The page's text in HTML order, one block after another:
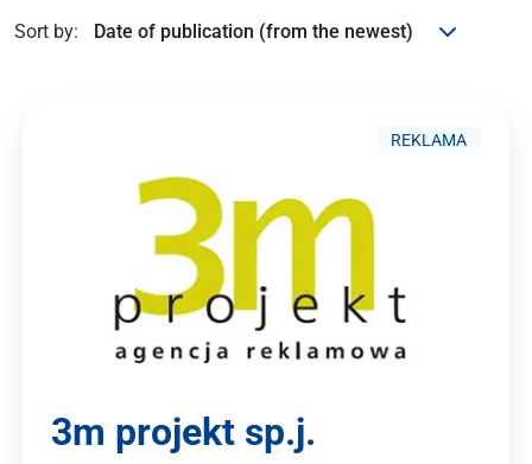
Sort by:
REKLAMA
3m projekt sp.j.